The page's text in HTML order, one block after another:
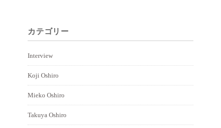
カテゴリー
Interview
Koji Oshiro
Mieko Oshiro
Takuya Oshiro